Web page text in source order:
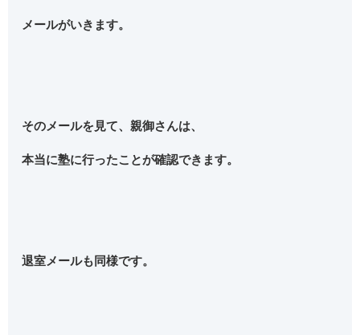
メールがいきます。
そのメールを見て、親御さんは、
本当に塾に行ったことが確認できます。
退室メールも同様です。